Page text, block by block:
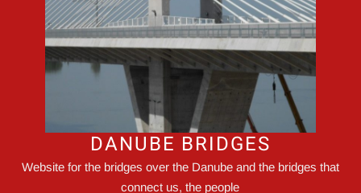
DANUBE BRIDGES
Website for the bridges over the Danube and the bridges that
connect us, the people